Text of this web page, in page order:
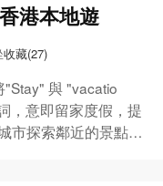
港本地遊
收藏(27)
與 "vacatio
，意即留家度假，提
市探索鄰近的景點與